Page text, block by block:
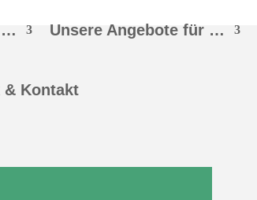
… Unsere Angebote für …
& Kontakt